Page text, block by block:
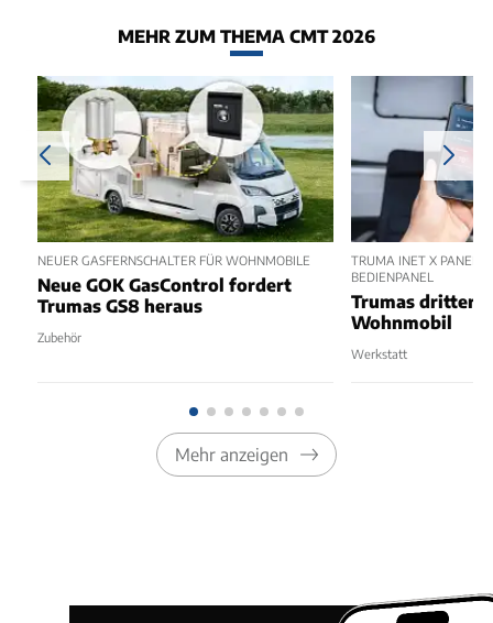
MEHR ZUM THEMA CMT 2026
NEUER GASFERNSCHALTER FÜR WOHNMOBILE
Neue GOK GasControl fordert
Trumas GS8 heraus
Zubehör
TRUMA INET X PANEL 2
BEDIENPANEL
Trumas dritter
Wohnmobil
Werkstatt
Mehr anzeigen